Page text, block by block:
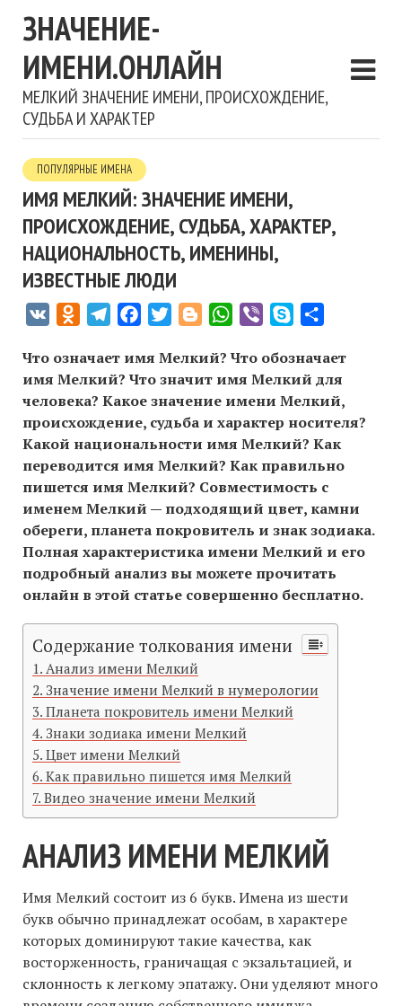
ЗНАЧЕНИЕ-
ИМЕНИ.ОНЛАЙН
МЕЛКИЙ ЗНАЧЕНИЕ ИМЕНИ, ПРОИСХОЖДЕНИЕ,
СУДЬБА И ХАРАКТЕР
ПОПУЛЯРНЫЕ ИМЕНА
ИМЯ МЕЛКИЙ: ЗНАЧЕНИЕ ИМЕНИ,
ПРОИСХОЖДЕНИЕ, СУДЬБА, ХАРАКТЕР,
НАЦИОНАЛЬНОСТЬ, ИМЕНИНЫ,
ИЗВЕСТНЫЕ ЛЮДИ
VK Odnoklassniki
TelegramFacebookTwitterBloggerWhatsApp
Viber Skype
Что означает имя Мелкий? Что обозначает
имя Мелкий? Что значит имя Мелкий для
человека? Какое значение имени Мелкий,
происхождение, судьба и характер носителя?
Какой национальности имя Мелкий? Как
переводится имя Мелкий? Как правильно
пишется имя Мелкий? Совместимость c
именем Мелкий — подходящий цвет, камни
обереги, планета покровитель и знак зодиака.
Полная характеристика имени Мелкий и его
подробный анализ вы можете прочитать
онлайн в этой статье совершенно бесплатно.
Содержание толкования имени
Анализ имени Мелкий
Значение имени Мелкий в нумерологии
Планета покровитель имени Мелкий
Знаки зодиака имени Мелкий
Цвет имени Мелкий
Как правильно пишется имя Мелкий
Видео значение имени Мелкий
АНАЛИЗ ИМЕНИ МЕЛКИЙ
Имя Мелкий состоит из 6 букв. Имена из шести
букв обычно принадлежат особам, в характере
которых доминируют такие качества, как
восторженность, граничащая с экзальтацией, и
склонность к легкому эпатажу. Они уделяют много